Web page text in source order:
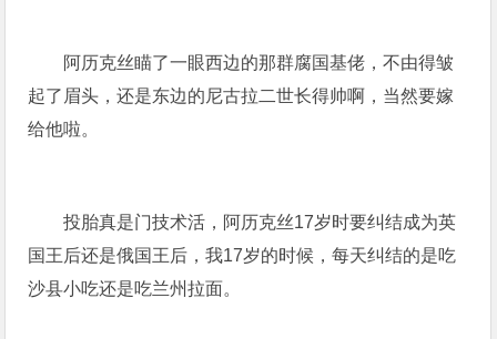
阿历克丝瞄了一眼西边的那群腐国基佬，不由得皱
起了眉头，还是东边的尼古拉二世长得帅啊，当然要嫁
给他啦。
投胎真是门技术活，阿历克丝17岁时要纠结成为英
国王后还是俄国王后，我17岁的时候，每天纠结的是吃
沙县小吃还是吃兰州拉面。